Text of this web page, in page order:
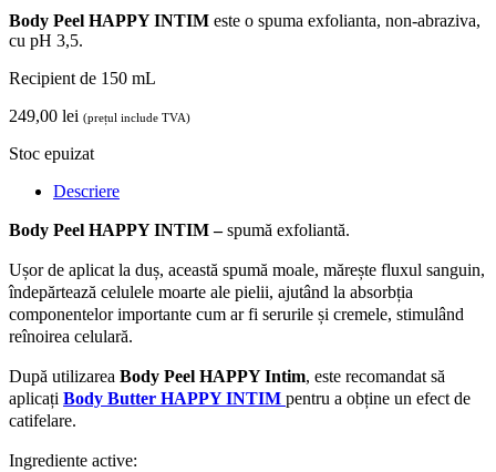
Body Peel HAPPY INTIM este o spuma exfolianta, non-abraziva,
cu pH 3,5.
Recipient de 150 mL
249,00 lei (prețul include TVA)
Stoc epuizat
Descriere
Body Peel HAPPY INTIM –spumă exfoliantă.
Ușor de aplicat la duș, această spumă moale, mărește fluxul sanguin,
îndepărtează celulele moarte ale pielii, ajutând la absorbția
componentelor importante cum ar fi serurile și cremele, stimulând
reînoirea celulară.
După utilizarea Body Peel HAPPY Intim, este recomandat să
aplicați Body Butter HAPPY INTIM pentru a obține un efect de
catifelare.
Ingrediente active: